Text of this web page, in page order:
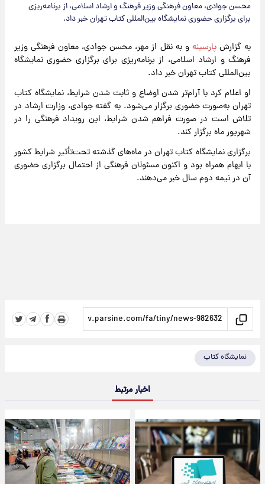
محسن جوادی، معاون فرهنگی وزیر فرهنگ و ارشاد اسلامی، از برنامه‌ریزی
برای برگزاری حضوری نمایشگاه بین‌المللی کتاب تهران خبر داد.
به گزارشپارسینه و به نقل از مهر، محسن جوادی، معاون فرهنگی وزیر
فرهنگ و ارشاد اسلامی، از برنامه‌ریزی برای برگزاری حضوری نمایشگاه
بین‌المللی کتاب تهران خبر داد.
او اعلام کرد با آرام‌تر شدن اوضاع و ثابت شدن شرایط، نمایشگاه کتاب
تهران به‌صورت حضوری برگزار می‌شود. به گفته جوادی، وزارت ارشاد در
تلاش است در صورت فراهم شدن شرایط، این رویداد فرهنگی را در
شهریور ماه برگزار کند.
برگزاری نمایشگاه کتاب تهران در ماه‌های گذشته تحت‌تأثیر شرایط کشور
با ابهام همراه بود و اکنون مسئولان فرهنگی از احتمال برگزاری حضوری
آن در نیمه دوم سال خبر می‌دهند.
نمایشگاه کتاب
اخبار مرتبط